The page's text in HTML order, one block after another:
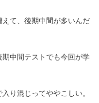
て、後期中間が多いんだ
中間テストでも今回が学
り混じってややこしい。